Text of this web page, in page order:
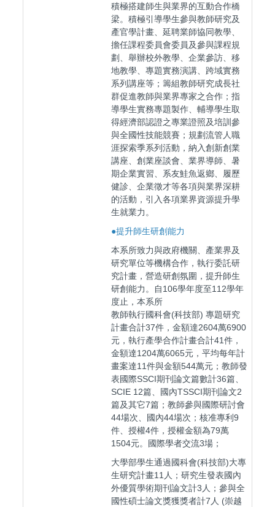
積極搭建師生與業界的互動合作橋
梁。積極引導學生參與教師研究及
產官學計畫、延聘業師協同教學、
擔任課程委員會委員及參與課程規
劃、舉辦校外教學、企業參訪、移
地教學、專題實務演講、跨域實務
系列講座等；籌組教師研究成長社
群促進教師與業界專家之合作；指
導學生實務專題製作、輔導學生取
得經濟部認證之專業證照及培訓參
與全國性技能競賽；規劃流管人職
涯探索季系列活動，納入創新創業
講座、創業座談會、業界導師、暑
期企業實習、系友鮭魚返鄉、履歷
健診、企業徵才等各項與業界深耕
的活動，引入各項業界資源提升學
生就業力。
●提升師生研創能力
本系所致力與政府機關、產業界及
研究單位等機構合作，執行委託研
究計畫，營造研創氛圍，提升師生
研創能力。自106學年度至112學年
度止，本系所
教師執行國科會(科技部) 專題研究
計畫合計37件，金額達2604萬6900
元，執行產學合作計畫合計41件，
金額達1204萬6065元，平均每年計
畫案達11件與金額544萬元；教師發
表國際SSCI期刊論文篇數計36篇、
SCIE 12篇、國內TSSCI期刊論文2
篇及其它7篇；教師參與國際研討會
44場次、國內44場次；核准專利9
件、授權4件，授權金額為79萬
1504元。國際學者交流3場；
大學部學生通過國科會(科技部)大專
生研究計畫11人；研究生發表國內
外優質學術期刊論文計3人；參與全
國性碩士論文獎獲獎者計7人 (崇越